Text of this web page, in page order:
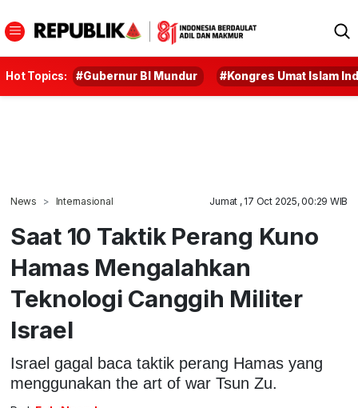
Hot Topics: #Gubernur BI Mundur #Kongres Umat Islam
News Internasional Jumat , 17 Oct 2025, 00:29 WIB
Saat 10 Taktik Perang Kuno
Hamas Mengalahkan
Teknologi Canggih Militer
Israel
Israel gagal baca taktik perang Hamas yang
menggunakan the art of war Tsun Zu.